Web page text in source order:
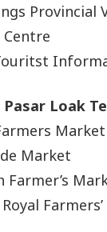
Provincial
Pasar Loak
Market
Market
Farmer’s